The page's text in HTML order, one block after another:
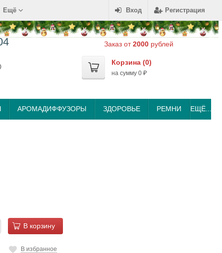
Вход Регистрация
Ещё
Заказ от2000 рублей
Корзина (0)
на сумму 0 ₽
АРОМАДИФФУЗОРЫ ЗДОРОВЬЕ РЕМНИ ЕЩЁ...
В корзину
В избранное